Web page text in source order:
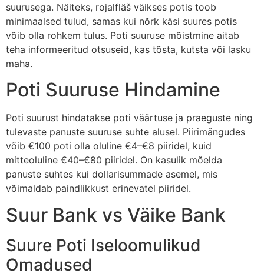
suurusega. Näiteks, rojalfläš väikses potis toob
minimaalsed tulud, samas kui nõrk käsi suures potis
võib olla rohkem tulus. Poti suuruse mõistmine aitab
teha informeeritud otsuseid, kas tõsta, kutsta või lasku
maha.
Poti Suuruse Hindamine
Poti suurust hindatakse poti väärtuse ja praeguste ning
tulevaste panuste suuruse suhte alusel. Piirimängudes
võib €100 poti olla oluline €4–€8 piiridel, kuid
mitteoluline €40–€80 piiridel. On kasulik mõelda
panuste suhtes kui dollarisummade asemel, mis
võimaldab paindlikkust erinevatel piiridel.
Suur Bank vs Väike Bank
Suure Poti Iseloomulikud
Omadused